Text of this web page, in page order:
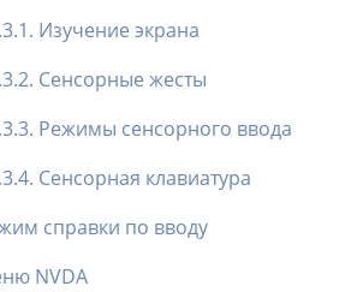
Изучение экрана
Сенсорные жесты
Режимы сенсорного ввода
Сенсорная клавиатура
справки по вводу
NVDA